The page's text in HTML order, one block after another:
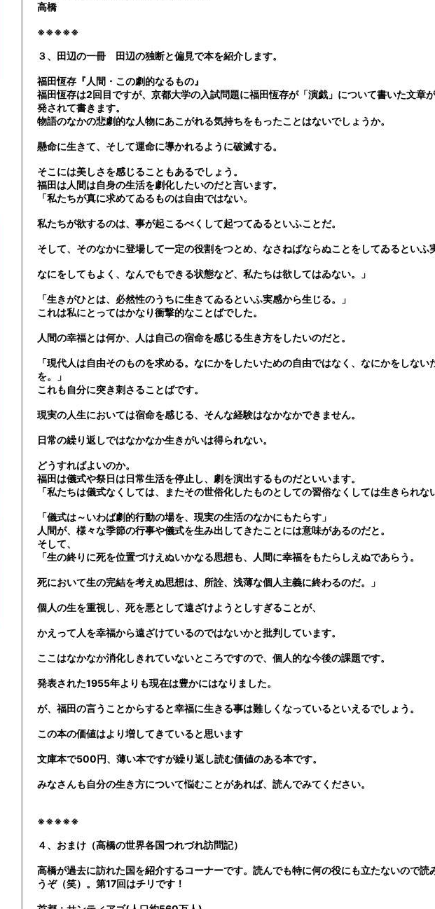
高橋
※※※※※
３、田辺の一冊 田辺の独断と偏見で本を紹介します。
福田恆存『人間・この劇的なるもの』
福田恆存は2回目ですが、京都大学の入試問題に福田恆存が「演戯」について書いた文章
発されて書きます。
物語のなかの悲劇的な人物にあこがれる気持ちをもったことはないでしょうか。
懸命に生きて、そして運命に導かれるように破滅する。
そこには美しさを感じることもあるでしょう。
福田は人間は自身の生活を劇化したいのだと言います。
「私たちが真に求めてゐるものは自由ではない。
私たちが欲するのは、事が起こるべくして起つてゐるといふことだ。
そして、そのなかに登場して一定の役割をつとめ、なさねばならぬことをしてゐるといふ
なにをしてもよく、なんでもできる状態など、私たちは欲してはゐない。」
「生きがひとは、必然性のうちに生きてゐるといふ実感から生じる。」
これは私にとってはかなり衝撃的なことばでした。
人間の幸福とは何か、人は自己の宿命を感じる生き方をしたいのだと。
「現代人は自由そのものを求める。なにかをしたいための自由ではなく、なにかをしない
を。」
これも自分に突き刺さることばです。
現実の人生においては宿命を感じる、そんな経験はなかなかできません。
日常の繰り返しではなかなか生きがいは得られない。
どうすればよいのか。
福田は儀式や祭日は日常生活を停止し、劇を演出するものだといいます。
「私たちは儀式なくしては、またその世俗化したものとしての習俗なくしては生きられな
「儀式は～いわば劇的行動の場を、現実の生活のなかにもたらす」
人間が、様々な季節の行事や儀式を生み出してきたことには意味があるのだと。
そして、
「生の終りに死を位置づけえぬいかなる思想も、人間に幸福をもたらしえぬであらう。
死において生の完結を考えぬ思想は、所詮、浅薄な個人主義に終わるのだ。」
個人の生を重視し、死を悪として遠ざけようとしすぎることが、
かえって人を幸福から遠ざけているのではないかと批判しています。
ここはなかなか消化しきれていないところですので、個人的な今後の課題です。
発表された1955年よりも現在は豊かにはなりました。
が、福田の言うことからすると幸福に生きる事は難しくなっているといえるでしょう。
この本の価値はより増してきていると思います
文庫本で500円、薄い本ですが繰り返し読む価値のある本です。
みなさんも自分の生き方について悩むことがあれば、読んでみてください。
※※※※※
４、おまけ（高橋の世界各国つれづれ訪問記）
高橋が過去に訪れた国を紹介するコーナーです。読んでも特に何の役にも立たないので読
うぞ（笑）。第17回はチリです！